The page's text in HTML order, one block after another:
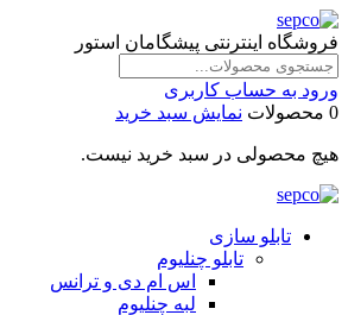
فروشگاه اینترنتی پیشگامان استور
ورود به حساب کاربری
0 محصولات
نمایش سبد خرید
هیچ محصولی در سبد خرید نیست.
تابلو سازی
تابلو چنلیوم
اس ام دی و ترانس
لبه چنلیوم